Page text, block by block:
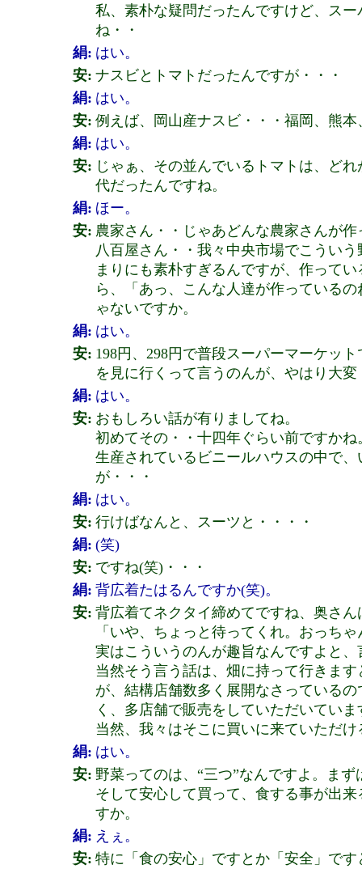
私、素朴な疑問だったんですけど、ス
ね・・
絹: はい。
安: ナスビとトマトだったんですが・・・
絹: はい。
安: 例えば、岡山産ナスビ・・・福岡、熊
絹: はい。
安: じゃぁ、その並んでいるトマトは、ど
代だったんですね。
絹: ほー。
安: 農家さん・・じゃあどんな農家さんが
八百屋さん・・我々中央市場でこうい
まりにも素朴すぎるんですが、作って
ら、「あっ、こんな人達が作っている
ゃないですか。
絹: はい。
安: 198円、298円で普段スーパーマーケッ
を見に行くって言うのんが、やはり大
絹: はい。
安: おもしろい話が有りましてね。
初めてその・・十四年ぐらい前ですか
生産されているビニールハウスの中で
が・・・
絹: はい。
安: 行けばなんと、スーツと・・・・
絹: (笑)
安: ですね(笑)・・・
絹: 背広着たはるんですか(笑)。
安: 背広着てネクタイ締めてですね、奥さ
「いや、ちょっと待ってくれ。おっち
実はこういうのんが趣旨なんですよと
当然そう言う話は、畑に持って行きま
が、結構店舗数多く展開なさっている
く、多店舗で販売をしていただいていま
当然、我々はそこに買いに来ていただ
絹: はい。
安: 野菜ってのは、“三つ”なんですよ。ま
そして安心して買って、食する事が出
すか。
絹: えぇ。
安: 特に「食の安心」ですとか「安全」で